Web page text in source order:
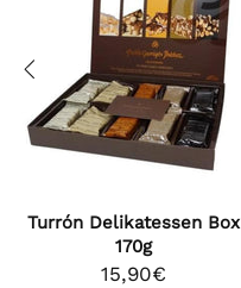
Turrón Delikatessen Box
170g
15,90€